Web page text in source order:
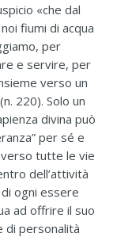
«che dal
fiumi di acqua
per
e servire, per
verso un
220). Solo un
divina può
per sé e
tutte le vie
dell’attività
ogni essere
ad offrire il suo
di personalità